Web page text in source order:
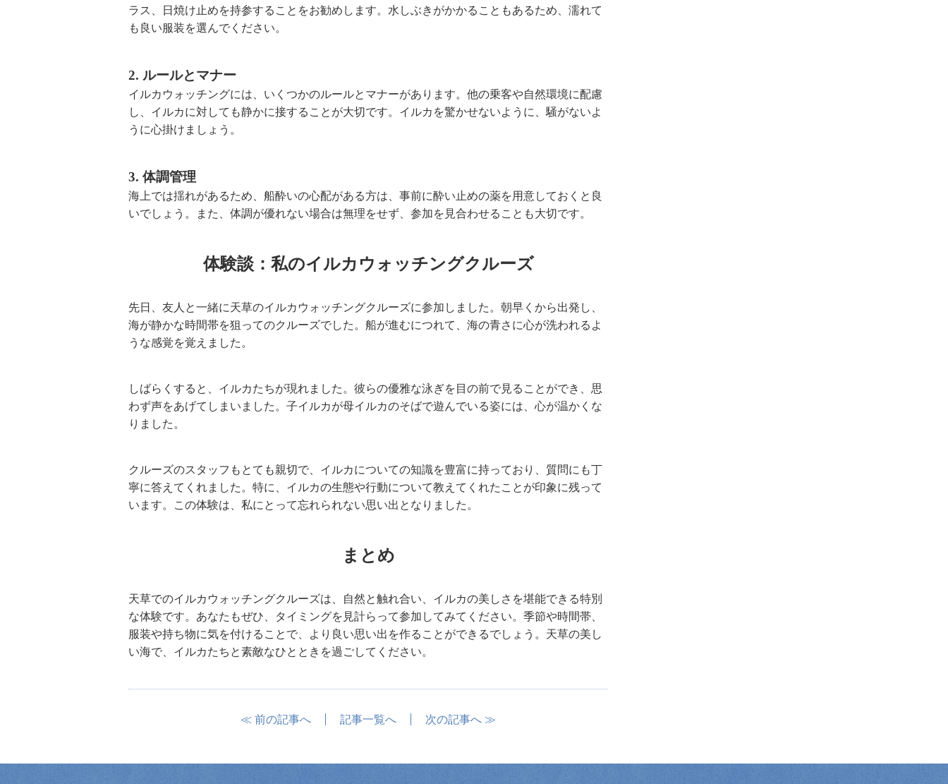
ラス、日焼け止めを持参することをお勧めします。水しぶきがかかることもあるため、濡れて
も良い服装を選んでください。
2. ルールとマナー
イルカウォッチングには、いくつかのルールとマナーがあります。他の乗客や自然環境に配慮
し、イルカに対しても静かに接することが大切です。イルカを驚かせないように、騒がないよ
うに心掛けましょう。
3. 体調管理
海上では揺れがあるため、船酔いの心配がある方は、事前に酔い止めの薬を用意しておくと良
いでしょう。また、体調が優れない場合は無理をせず、参加を見合わせることも大切です。
体験談：私のイルカウォッチングクルーズ
先日、友人と一緒に天草のイルカウォッチングクルーズに参加しました。朝早くから出発し、
海が静かな時間帯を狙ってのクルーズでした。船が進むにつれて、海の青さに心が洗われるよ
うな感覚を覚えました。
しばらくすると、イルカたちが現れました。彼らの優雅な泳ぎを目の前で見ることができ、思
わず声をあげてしまいました。子イルカが母イルカのそばで遊んでいる姿には、心が温かくな
りました。
クルーズのスタッフもとても親切で、イルカについての知識を豊富に持っており、質問にも丁
寧に答えてくれました。特に、イルカの生態や行動について教えてくれたことが印象に残って
います。この体験は、私にとって忘れられない思い出となりました。
まとめ
天草でのイルカウォッチングクルーズは、自然と触れ合い、イルカの美しさを堪能できる特別
な体験です。あなたもぜひ、タイミングを見計らって参加してみてください。季節や時間帯、
服装や持ち物に気を付けることで、より良い思い出を作ることができるでしょう。天草の美し
い海で、イルカたちと素敵なひとときを過ごしてください。
≪ 前の記事へ 記事一覧へ 次の記事へ ≫